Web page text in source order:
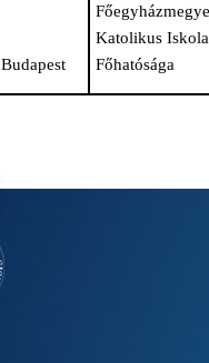
Budapest
Főegyházmegye
Katolikus
Főhatósága